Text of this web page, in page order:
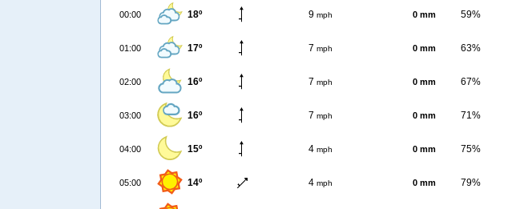
00:00 18º 9 mph 0 mm 59%
01:00 17º 7 mph 0 mm 63%
02:00 16º 7 mph 0 mm 67%
03:00 16º 7 mph 0 mm 71%
04:00 15º 4 mph 0 mm 75%
05:00 14º 4 mph 0 mm 79%